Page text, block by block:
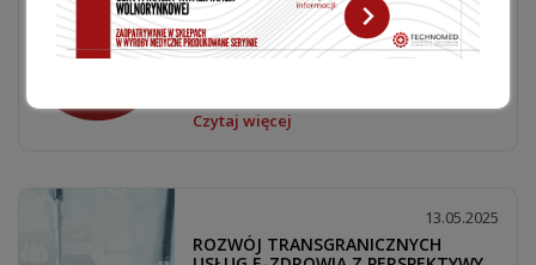
Spotkanie Grupy ds. Medycyny
Estetycznej W dniu 12 maja 2025 r. odbyło
Czytaj więcej
13.05.2025
ROZWÓJ TRANSGRANICZNYCH